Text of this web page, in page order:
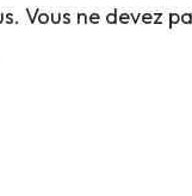
Vous ne devez